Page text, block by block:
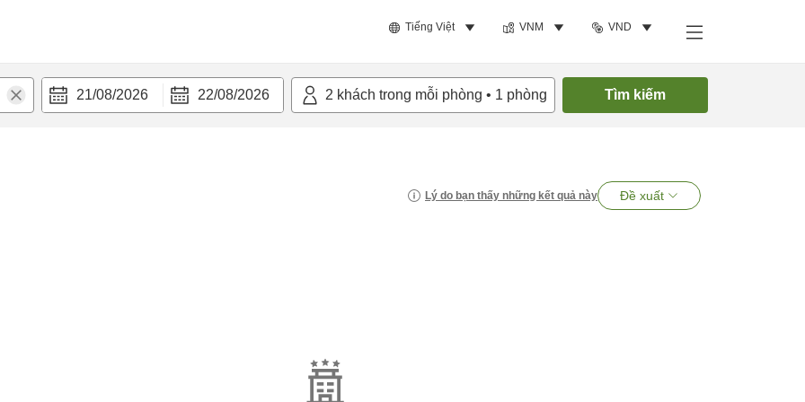
Tiếng Việt VNM VND
21/08/2026 22/08/2026 2 khách trong mỗi phòng • 1 phòng Tìm kiếm
Lý do bạn thấy những kết quả này Đề xuất